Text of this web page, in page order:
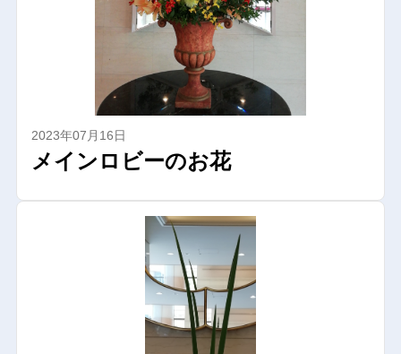
2023年07月16日
メインロビーのお花